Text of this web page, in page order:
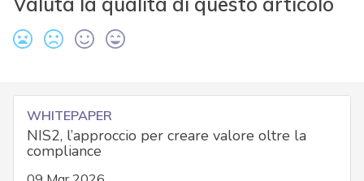
WHITEPAPER
NIS2, l’approccio per creare valore oltre la
compliance